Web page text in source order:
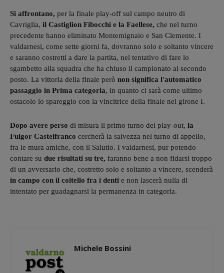
Si affrontano, per la finale play-off sul campo neutro di
Cavriglia, il Castiglion Fibocchi e la Faellese, che nel turno
precedente hanno eliminato Montemignaio e San Clemente. I
valdarnesi, come sette giorni fa, dovranno solo e soltanto vincere
e saranno costretti a dare la partita, nel tentativo di fare lo
sgambetto alla squadra che ha chiuso il campionato al secondo
posto. La vittoria della finale però non significa l'automatico
passaggio in Prima categoria, in quanto ci sarà come ultimo
ostacolo lo spareggio con la vincitrice della finale nel girone I.
Dopo avere perso di misura il primo turno dei play-out, la
Fulgor Castelfranco cercherà la salvezza nel turno di appello,
fra le mura amiche, con il Salutio. I valdarnesi, pur potendo
contare su due risultati su tre, faranno bene a non fidarsi troppo
di un avversario che, costretto solo e soltanto a vincere, scenderà
in campo con il coltello fra i denti e non lascerà nulla di
intentato per guadagnarsi la permanenza in categoria.
Michele Bossini